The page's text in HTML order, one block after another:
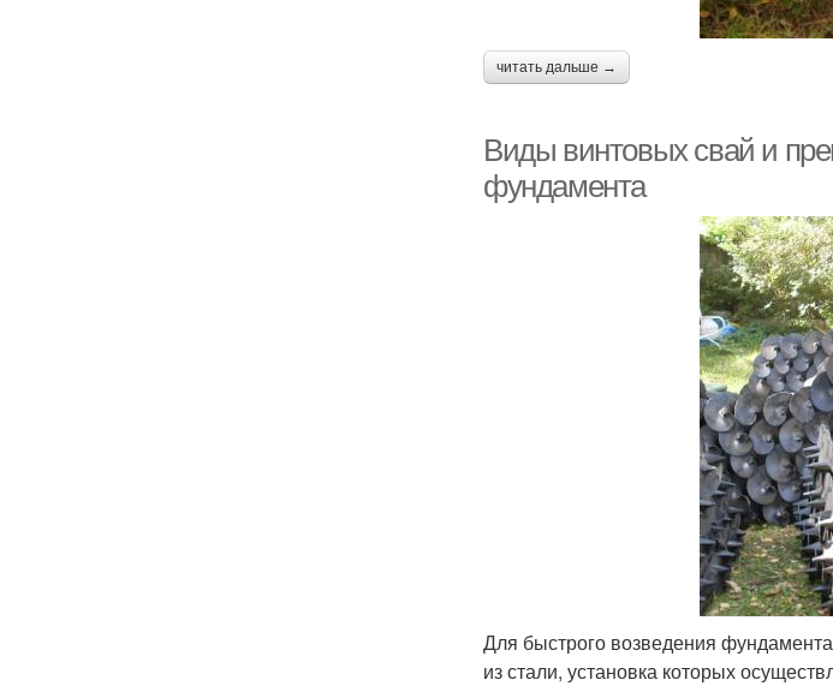
читать дальше →
Виды винтовых свай и
фундамента
Для быстрого возведения
из стали, установка которых